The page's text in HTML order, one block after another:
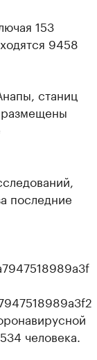
153
9458
станиц
размещены
последние
человека.